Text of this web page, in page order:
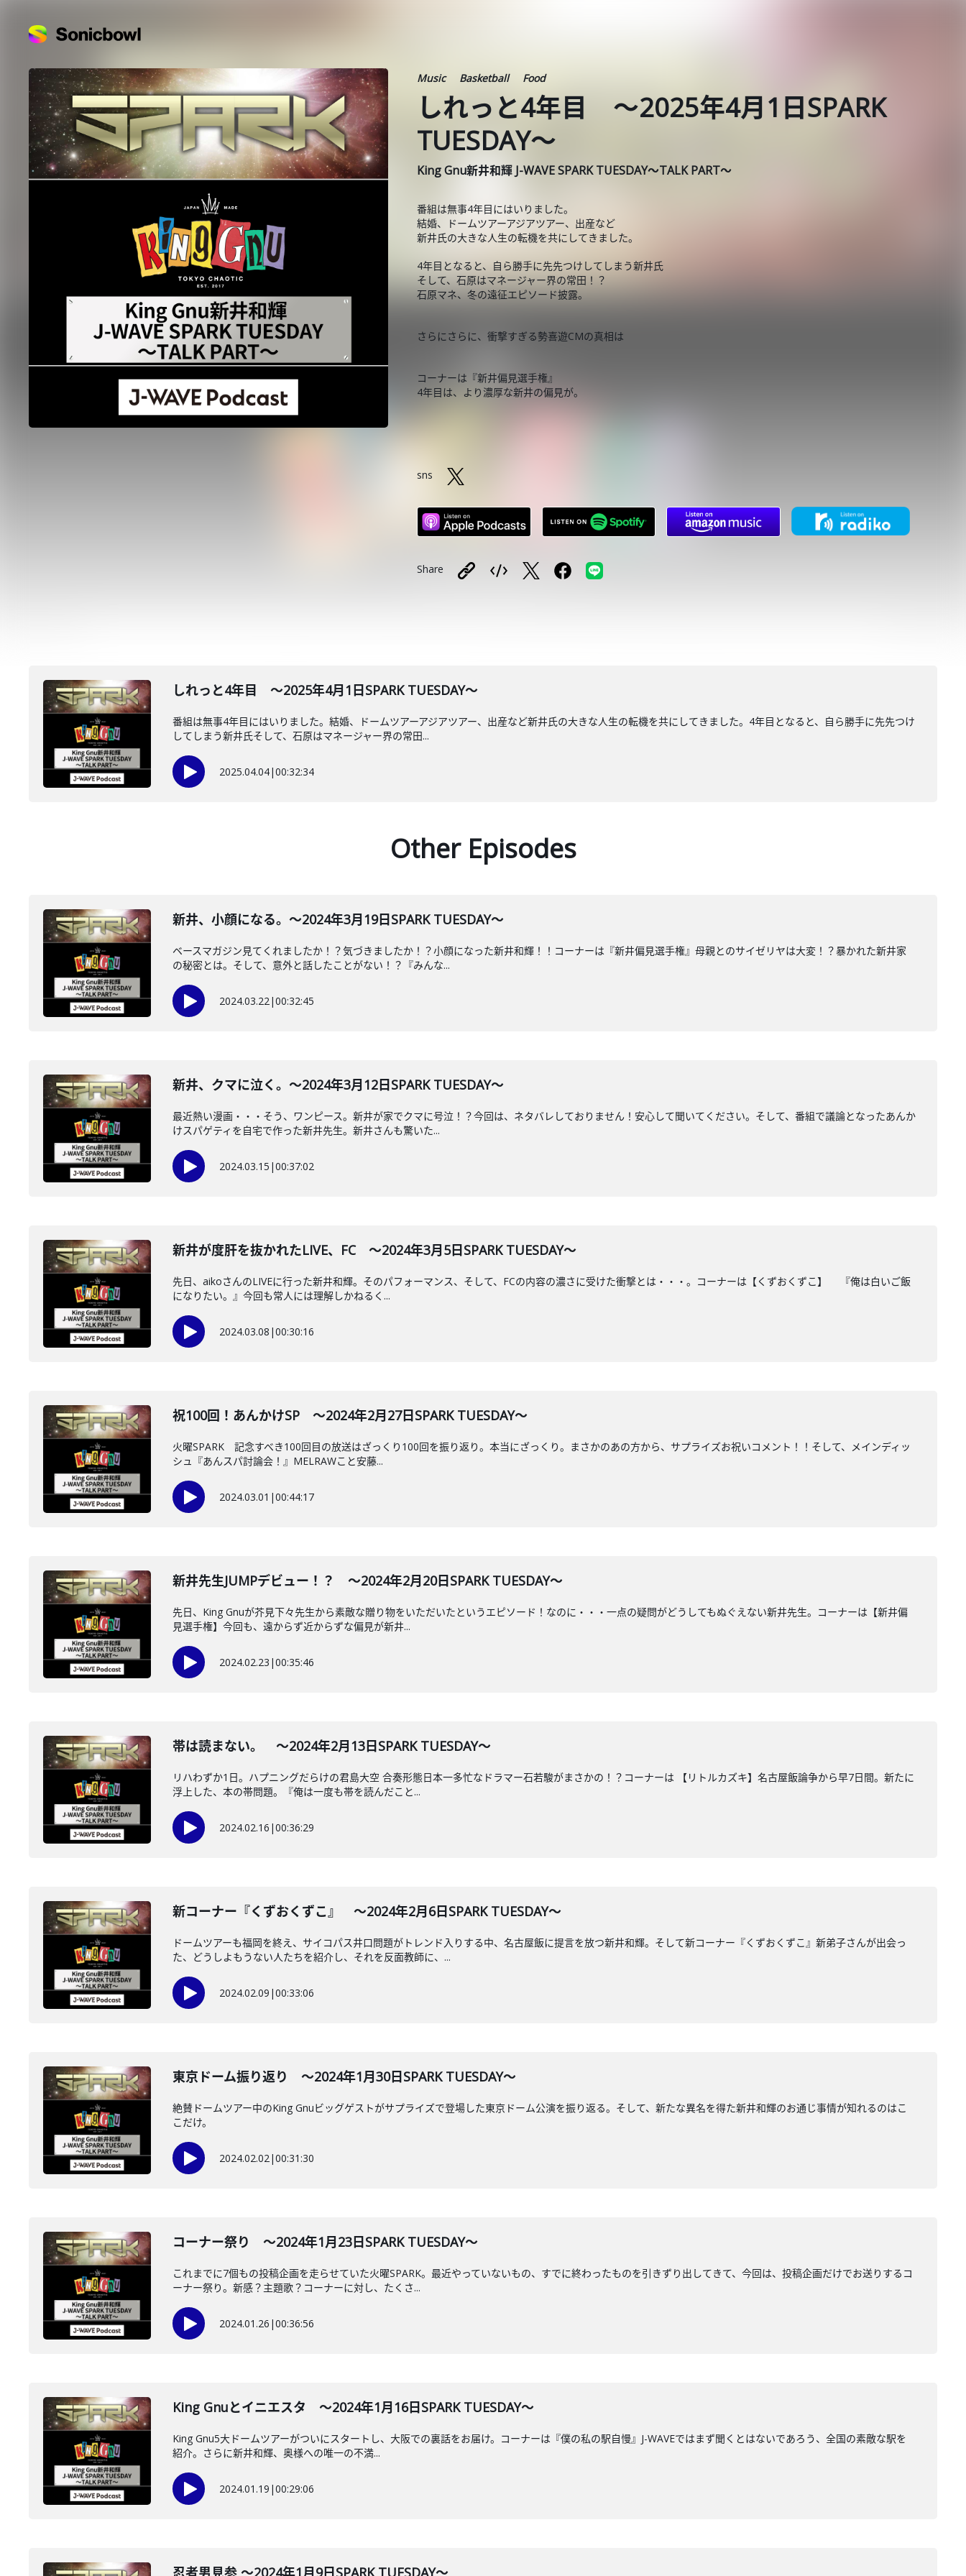
Music Basketball Food
しれっと4年目 ～2025年4月1日SPARK
TUESDAY～
King Gnu新井和輝 J-WAVE SPARK TUESDAY～TALK PART～
番組は無事4年目にはいりました。
結婚、ドームツアーアジアツアー、出産など
新井氏の大きな人生の転機を共にしてきました。
4年目となると、自ら勝手に先先つけしてしまう新井氏
そして、石原はマネージャー界の常田！？
石原マネ、冬の遠征エピソード披露。
さらにさらに、衝撃すぎる勢喜遊CMの真相は
コーナーは『新井偏見選手権』
4年目は、より濃厚な新井の偏見が。
sns
Share
しれっと4年目 ～2025年4月1日SPARK TUESDAY～
番組は無事4年目にはいりました。結婚、ドームツアーアジアツアー、出産など新井氏の大きな人生の転機を共にしてきました。4年目となると、自ら勝手に先先つけ
してしまう新井氏そして、石原はマネージャー界の常田...
2025.04.04|00:32:34
Other Episodes
新井、小顔になる。～2024年3月19日SPARK TUESDAY～
ベースマガジン見てくれましたか！？気づきましたか！？小顔になった新井和輝！！コーナーは『新井偏見選手権』母親とのサイゼリヤは大変！？暴かれた新井家
の秘密とは。そして、意外と話したことがない！？『みんな...
2024.03.22|00:32:45
新井、クマに泣く。～2024年3月12日SPARK TUESDAY～
最近熱い漫画・・・そう、ワンピース。新井が家でクマに号泣！？今回は、ネタバレしておりません！安心して聞いてください。そして、番組で議論となったあんか
けスパゲティを自宅で作った新井先生。新井さんも驚いた...
2024.03.15 |00:37:02
新井が度肝を抜かれたLIVE、FC ～2024年3月5日SPARK TUESDAY～
先日、aikoさんのLIVEに行った新井和輝。そのパフォーマンス、そして、FCの内容の濃さに受けた衝撃とは・・・。コーナーは【くずおくずこ】 『俺は白いご飯
になりたい。』今回も常人には理解しかねるく...
2024.03.08 |00:30:16
祝100回！あんかけSP ～2024年2月27日SPARK TUESDAY～
火曜SPARK 記念すべき100回目の放送はざっくり100回を振り返り。本当にざっくり。まさかのあの方から、サプライズお祝いコメント！！そして、メインディッ
シュ『あんスパ討論会！』MELRAWこと安藤...
2024.03.01 |00:44:17
新井先生JUMPデビュー！？ ～2024年2月20日SPARK TUESDAY～
先日、King Gnuが芥見下々先生から素敵な贈り物をいただいたというエピソード！なのに・・・一点の疑問がどうしてもぬぐえない新井先生。コーナーは【新井偏
見選手権】今回も、遠からず近からずな偏見が新井...
2024.02.23 |00:35:46
帯は読まない。 ～2024年2月13日SPARK TUESDAY～
リハわずか1日。ハプニングだらけの君島大空 合奏形態日本一多忙なドラマー石若駿がまさかの！？コーナーは 【リトルカズキ】名古屋飯論争から早7日間。新たに
浮上した、本の帯問題。『俺は一度も帯を読んだこと...
2024.02.16 |00:36:29
新コーナー『くずおくずこ』 ～2024年2月6日SPARK TUESDAY～
ドームツアーも福岡を終え、サイコパス井口問題がトレンド入りする中、名古屋飯に提言を放つ新井和輝。そして新コーナー『くずおくずこ』新弟子さんが出会っ
た、どうしよもうない人たちを紹介し、それを反面教師に、...
2024.02.09 |00:33:06
東京ドーム振り返り ～2024年1月30日SPARK TUESDAY～
絶賛ドームツアー中のKing Gnuビッグゲストがサプライズで登場した東京ドーム公演を振り返る。そして、新たな異名を得た新井和輝のお通じ事情が知れるのはこ
こだけ。
2024.02.02|00:31:30
コーナー祭り ～2024年1月23日SPARK TUESDAY～
これまでに7個もの投稿企画を走らせていた火曜SPARK。最近やっていないもの、すでに終わったものを引きずり出してきて、今回は、投稿企画だけでお送りするコ
ーナー祭り。新感？主題歌？コーナーに対し、たくさ...
2024.01.26 |00:36:56
King Gnuとイニエスタ ～2024年1月16日SPARK TUESDAY～
King Gnu5大ドームツアーがついにスタートし、大阪での裏話をお届け。コーナーは『僕の私の駅自慢』J-WAVEではまず聞くとはないであろう、全国の素敵な駅を
紹介。さらに新井和輝、奥様への唯一の不満...
2024.01.19 |00:29:06
忍者男見参 ～2024年1月9日SPARK TUESDAY～